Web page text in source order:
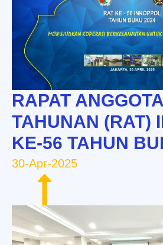
RAPAT ANGGOTA
TAHUNAN (RAT)
KE-56 TAHUN
30-Apr-2025